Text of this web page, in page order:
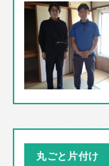
丸ごと片付け